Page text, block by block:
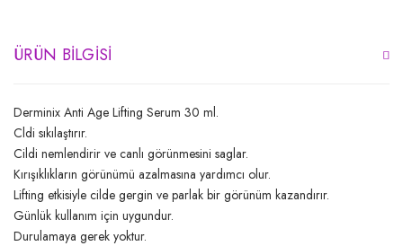
ÜRÜN BILGISI
Derminix Anti Age Lifting Serum 30 ml.
Cldi sıkılaştırır.
Cildi nemlendirir ve canlı görünmesini saglar.
Kırışıklıkların görünümü azalmasına yardımcı olur.
Lifting etkisiyle cilde gergin ve parlak bir görünüm kazandırır.
Günlük kullanım için uygundur.
Durulamaya gerek yoktur.